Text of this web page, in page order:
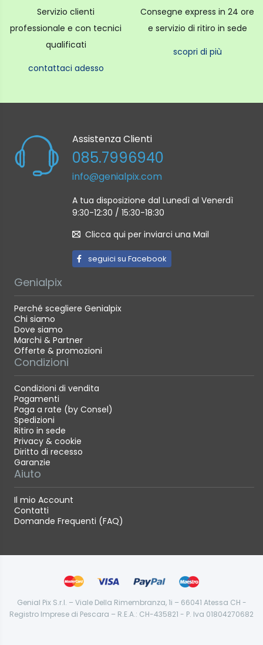
Servizio clienti
professionale e con tecnici
qualificati
contattaci adesso
Consegne express in 24 ore
e servizio di ritiro in sede
scopri di più
Assistenza Clienti
085.7996940
info@genialpix.com
A tua disposizione dal Lunedì al Venerdì
9:30-12:30 / 15:30-18:30
Clicca qui per inviarci una Mail
seguici su Facebook
Genialpix
Perché scegliere Genialpix
Chi siamo
Dove siamo
Marchi & Partner
Offerte & promozioni
Condizioni
Condizioni di vendita
Pagamenti
Paga a rate (by Consel)
Spedizioni
Ritiro in sede
Privacy & cookie
Diritto di recesso
Garanzie
Aiuto
Il mio Account
Contatti
Domande Frequenti (FAQ)
Genial Pix S.r.l. – Viale Della Rimembranza, 1i – 66041 Atessa CH -
Registro Imprese di Pescara – R.E.A.: CH-435821 - P. Iva 01804270682